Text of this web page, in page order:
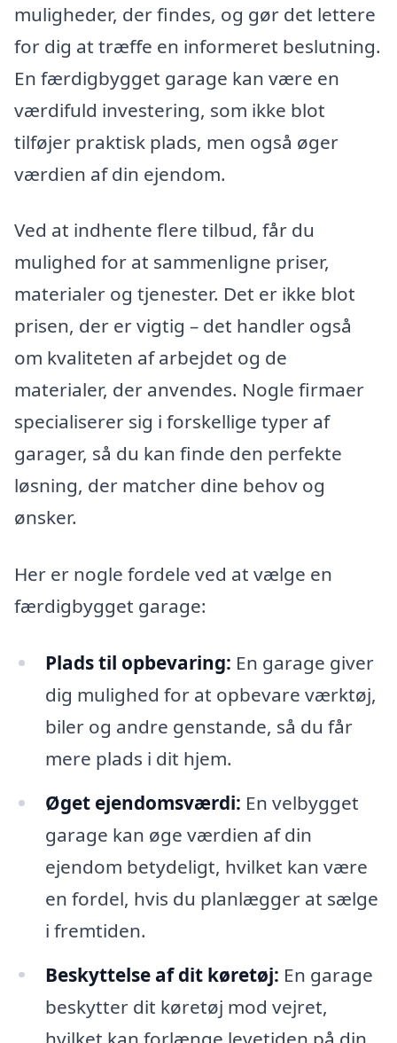
muligheder, der findes, og gør det lettere
for dig at træffe en informeret beslutning.
En færdigbygget garage kan være en
værdifuld investering, som ikke blot
tilføjer praktisk plads, men også øger
værdien af din ejendom.
Ved at indhente flere tilbud, får du
mulighed for at sammenligne priser,
materialer og tjenester. Det er ikke blot
prisen, der er vigtig – det handler også
om kvaliteten af arbejdet og de
materialer, der anvendes. Nogle firmaer
specialiserer sig i forskellige typer af
garager, så du kan finde den perfekte
løsning, der matcher dine behov og
ønsker.
Her er nogle fordele ved at vælge en
færdigbygget garage:
Plads til opbevaring: En garage giver
dig mulighed for at opbevare værktøj,
biler og andre genstande, så du får
mere plads i dit hjem.
Øget ejendomsværdi: En velbygget
garage kan øge værdien af din
ejendom betydeligt, hvilket kan være
en fordel, hvis du planlægger at sælge
i fremtiden.
Beskyttelse af dit køretøj: En garage
beskytter dit køretøj mod vejret,